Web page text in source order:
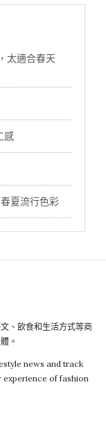
太適合春天
感
夏流行色彩
、飲食和生活方式等商
。
news and track
experience of fashion